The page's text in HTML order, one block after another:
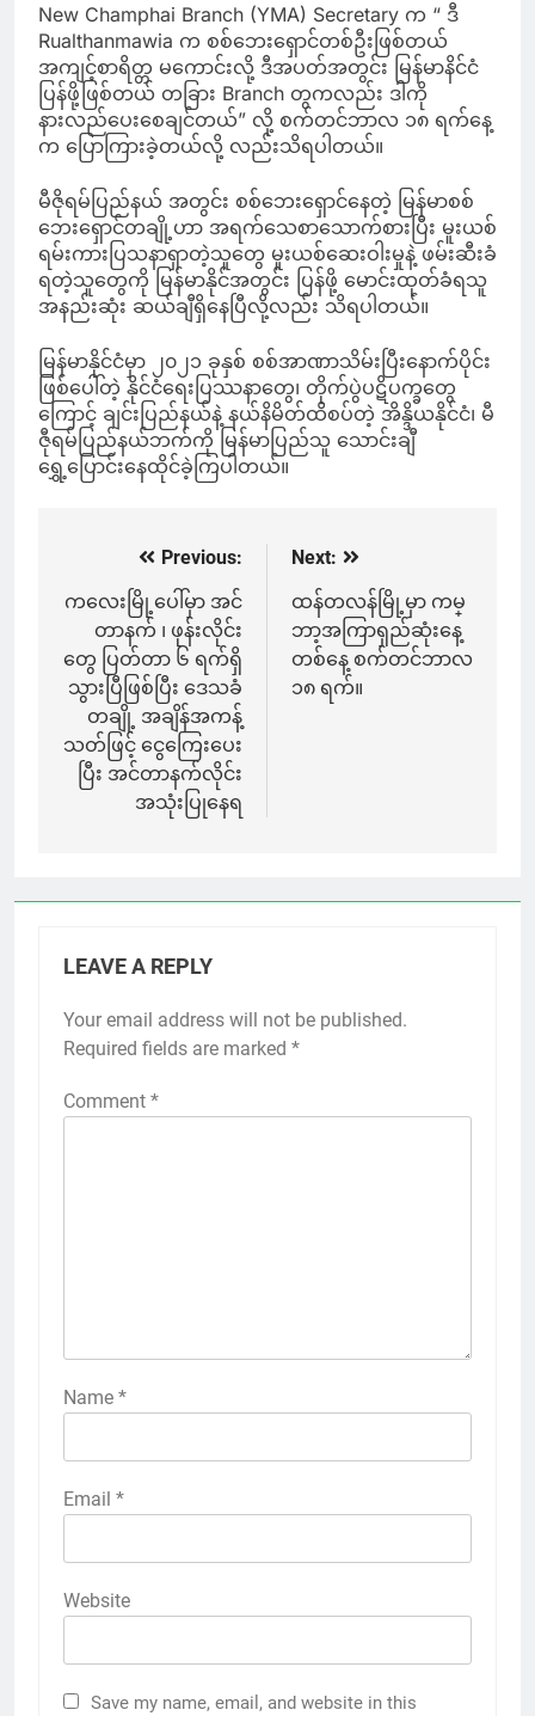
New Champhai Branch (YMA) Secretary က “ ဒီ
Rualthanmawia က စစ်ဘေးရှောင်တစ်ဦးဖြစ်တယ်
အကျင့်စာရိတ္တ မကောင်းလို့ ဒီအပတ်အတွင်း မြန်မာနိင်ငံ
ပြန်ဖို့ဖြစ်တယ် တခြား Branch တွကလည်း ဒါကို
နားလည်ပေးစေချင်တယ်” လို့ စက်တင်ဘာလ ၁၈ ရက်နေ့
က ပြောကြားခဲ့တယ်လို့ လည်းသိရပါတယ်။
မီဇိုရမ်ပြည်နယ် အတွင်း စစ်ဘေးရှောင်နေတဲ့ မြန်မာစစ်
ဘေးရှောင်တချို့ဟာ အရက်သေစာသောက်စားပြီး မူးယစ်
ရမ်းကားပြသနာရှာတဲ့သူတွေ မူးယစ်ဆေးဝါးမှုနဲ့ ဖမ်းဆီးခံ
ရတဲ့သူတွေကို မြန်မာနိုင်အတွင်း ပြန်ဖို့ မောင်းထုတ်ခံရသူ
အနည်းဆုံး ဆယ်ချီရှိနေပြီလို့လည်း သိရပါတယ်။
မြန်မာနိုင်ငံမှာ ၂၀၂၁ ခုနှစ် စစ်အာဏာသိမ်းပြီးနောက်ပိုင်း
ဖြစ်ပေါ်တဲ့ နိုင်ငံရေးပြဿနာတွေ၊ တိုက်ပွဲပဋိပက္ခတွေ
ကြောင့် ချင်းပြည်နယ်နဲ့ နယ်နိမိတ်ထိစပ်တဲ့ အိန္ဒိယနိုင်ငံ၊ မီ
ဇီုရမ်ပြည်နယ်ဘက်ကို မြန်မာပြည်သူ သောင်းချီ
ရွှေ့ပြောင်းနေထိုင်ခဲ့ကြပါတယ်။
navigation
Previous:
ကလေးမြို့ပေါ်မှာ အင်
တာနက် ၊ ဖုန်းလိုင်း
တွေ ပြတ်တာ ၆ ရက်ရှိ
သွားပြီဖြစ်ပြီး ဒေသခံ
တချို့ အချိန်အကန့်
သတ်ဖြင့် ငွေကြေးပေး
ပြီး အင်တာနက်လိုင်း
အသုံးပြုနေရ
Next:
ထန်တလန်မြို့မှာ ကမ္
ဘာ့အကြာရှည်ဆုံးနေ့
တစ်နေ့ စက်တင်ဘာလ
၁၈ ရက်။
LEAVE A REPLY
Your email address will not be published.
Required fields are marked *
Comment *
Name *
Email *
Website
Save my name, email, and website in this